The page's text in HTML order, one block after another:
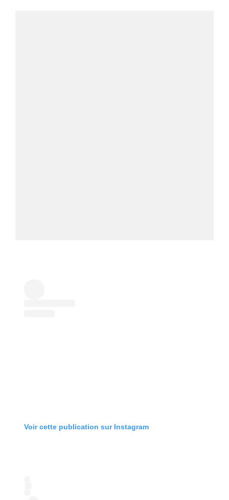
Voir cette publication sur Instagram